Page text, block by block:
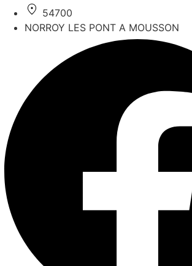
54700
NORROY LES PONT A MOUSSON